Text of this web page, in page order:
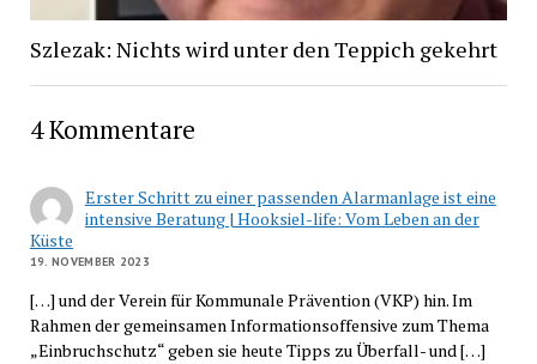
Szlezak: Nichts wird unter den Teppich gekehrt
4 Kommentare
Erster Schritt zu einer passenden Alarmanlage ist eine
intensive Beratung | Hooksiel-life: Vom Leben an der
Küste
19. NOVEMBER 2023
[…] und der Verein für Kommunale Prävention (VKP) hin. Im
Rahmen der gemeinsamen Informationsoffensive zum Thema
„Einbruchschutz“ geben sie heute Tipps zu Überfall- und […]